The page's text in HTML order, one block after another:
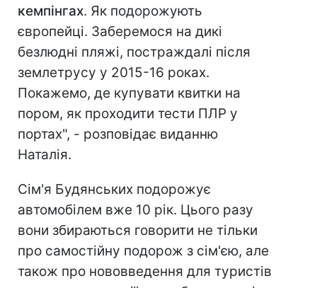
кемпінгах. Як подорожують
європейці. Заберемося на дикі
безлюдні пляжі, постраждалі після
землетрусу у 2015-16 роках.
Покажемо, де купувати квитки на
пором, як проходити тести ПЛР у
портах", - розповідає виданню
Наталія.
Сім'я Будянських подорожує
автомобілем вже 10 рік. Цього разу
вони збираються говорити не тільки
про самостійну подорож з сім'єю, але
також про нововведення для туристів